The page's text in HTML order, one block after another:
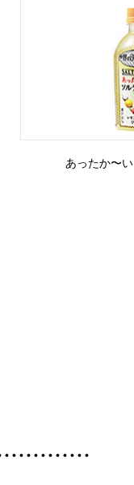
あったか〜い